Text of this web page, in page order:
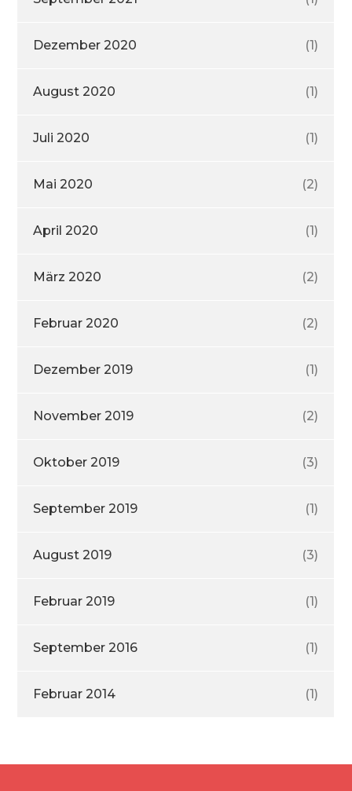
Dezember 2020 (1)
August 2020 (1)
Juli 2020 (1)
Mai 2020 (2)
April 2020 (1)
März 2020 (2)
Februar 2020 (2)
Dezember 2019 (1)
November 2019 (2)
Oktober 2019 (3)
September 2019 (1)
August 2019 (3)
Februar 2019 (1)
September 2016 (1)
Februar 2014 (1)